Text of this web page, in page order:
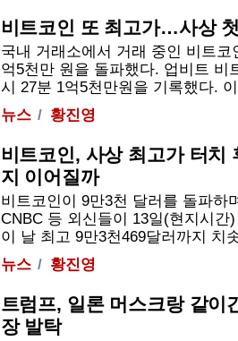
비트코인 또 최고가…사상
국내 거래소에서 거래 중인 비트
억5천만 원을 돌파했다. 업비트 비
시 27분 1억5천만원을 기록했다.
뉴스
황진영
비트코인, 사상 최고가 터
지 이어질까
비트코인이 9만3천 달러를 돌파하
CNBC 등 외신들이 13일(현지시
이 날 최고 9만3천469달러까지 치
뉴스
황진영
트럼프, 일론 머스크랑 같
장 발탁